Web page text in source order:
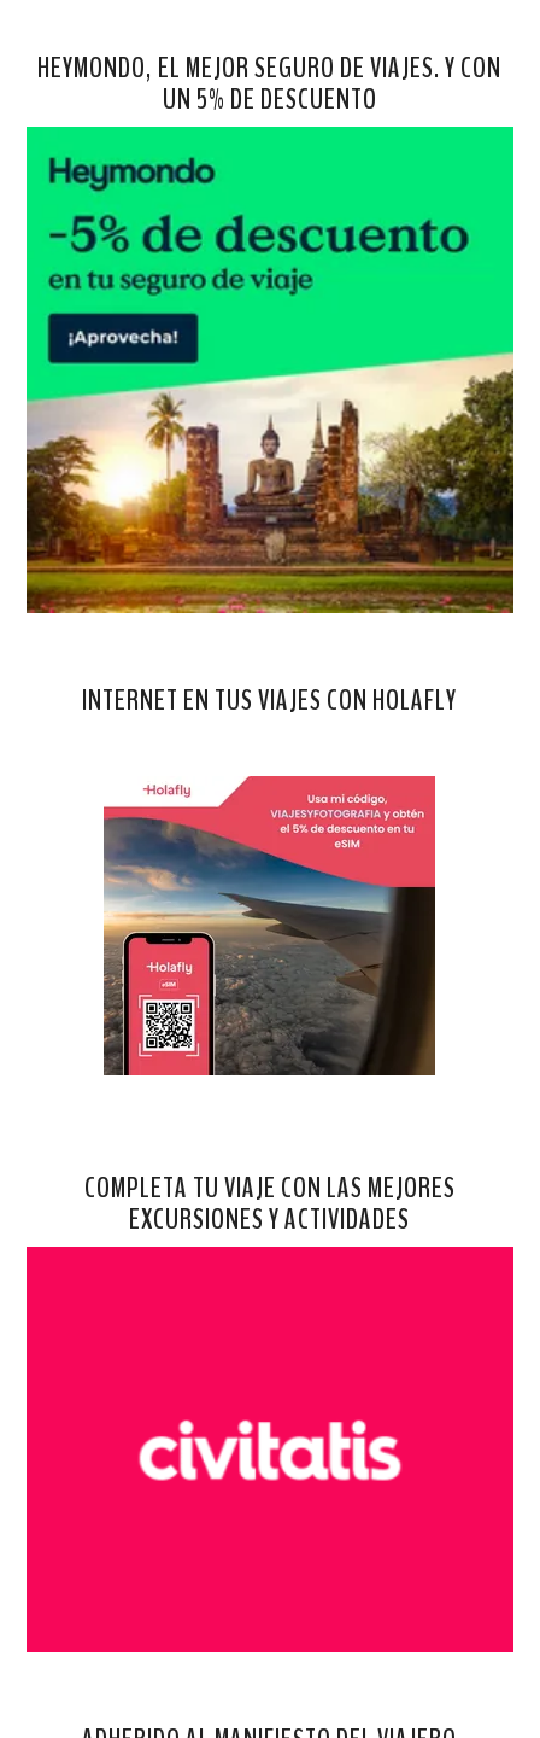
HEYMONDO, EL MEJOR SEGURO DE VIAJES. Y CON
UN 5% DE DESCUENTO
INTERNET EN TUS VIAJES CON HOLAFLY
COMPLETA TU VIAJE CON LAS MEJORES
EXCURSIONES Y ACTIVIDADES